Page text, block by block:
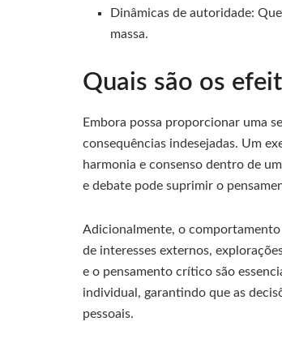
Dinâmicas de autoridade:
massa.
Quais são os
Embora possa proporcionar uma
consequências indesejadas. Um
harmonia e consenso dentro de
e debate pode suprimir o
Adicionalmente, o
de interesses externos,
e o pensamento crítico são
individual, garantindo que as
pessoais.